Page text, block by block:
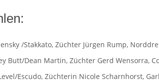
/Stakkato, Züchter Jürgen Rump,
Butt/Dean Martin, Züchter Gerd Wensorra,
Escudo, Züchterin Nicole Scharnhorst,